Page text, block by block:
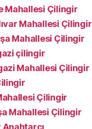
Mahallesi Çilingir
Mahallesi Çilingir
Mahallesi Çilingir
çilingir
Mahallesi Çilingir
Çilingir
Mahallesi Çilingir